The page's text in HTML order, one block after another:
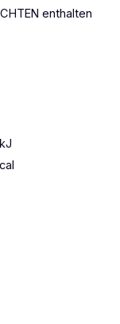
enthalten
kJ